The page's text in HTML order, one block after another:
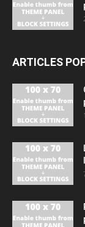
ARTICLES